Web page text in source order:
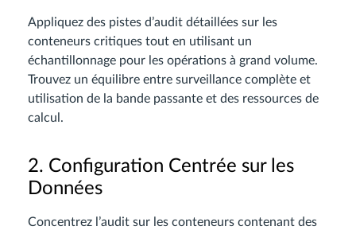
Appliquez des pistes d’audit détaillées sur les
conteneurs critiques tout en utilisant un
échantillonnage pour les opérations à grand volume.
Trouvez un équilibre entre surveillance complète et
utilisation de la bande passante et des ressources de
calcul.
2. Configuration Centrée sur les
Données
Concentrez l’audit sur les conteneurs contenant des